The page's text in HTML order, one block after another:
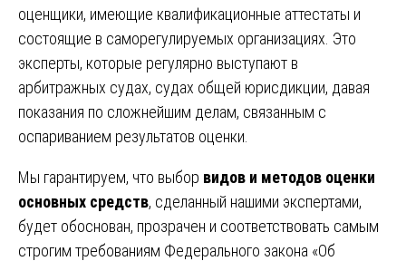
оценщики, имеющие квалификационные аттестаты и
состоящие в саморегулируемых организациях. Это
эксперты, которые регулярно выступают в
арбитражных судах, судах общей юрисдикции, давая
показания по сложнейшим делам, связанным с
оспариванием результатов оценки.
Мы гарантируем, что выбор видов и методов оценки
основных средств, сделанный нашими экспертами,
будет обоснован, прозрачен и соответствовать самым
строгим требованиям Федерального закона «Об